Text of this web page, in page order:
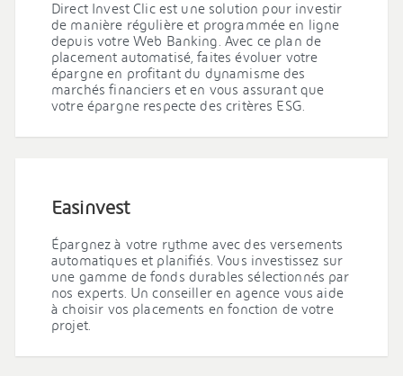
Direct Invest Clic est une solution pour investir
de manière régulière et programmée en ligne
depuis votre Web Banking. Avec ce plan de
placement automatisé, faites évoluer votre
épargne en profitant du dynamisme des
marchés financiers et en vous assurant que
votre épargne respecte des critères ESG.
Easinvest
Épargnez à votre rythme avec des versements
automatiques et planifiés. Vous investissez sur
une gamme de fonds durables sélectionnés par
nos experts. Un conseiller en agence vous aide
à choisir vos placements en fonction de votre
projet.